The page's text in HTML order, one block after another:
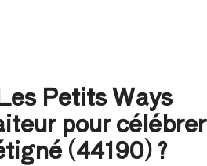
Petits Ways
pour célébrer
(44190) ?